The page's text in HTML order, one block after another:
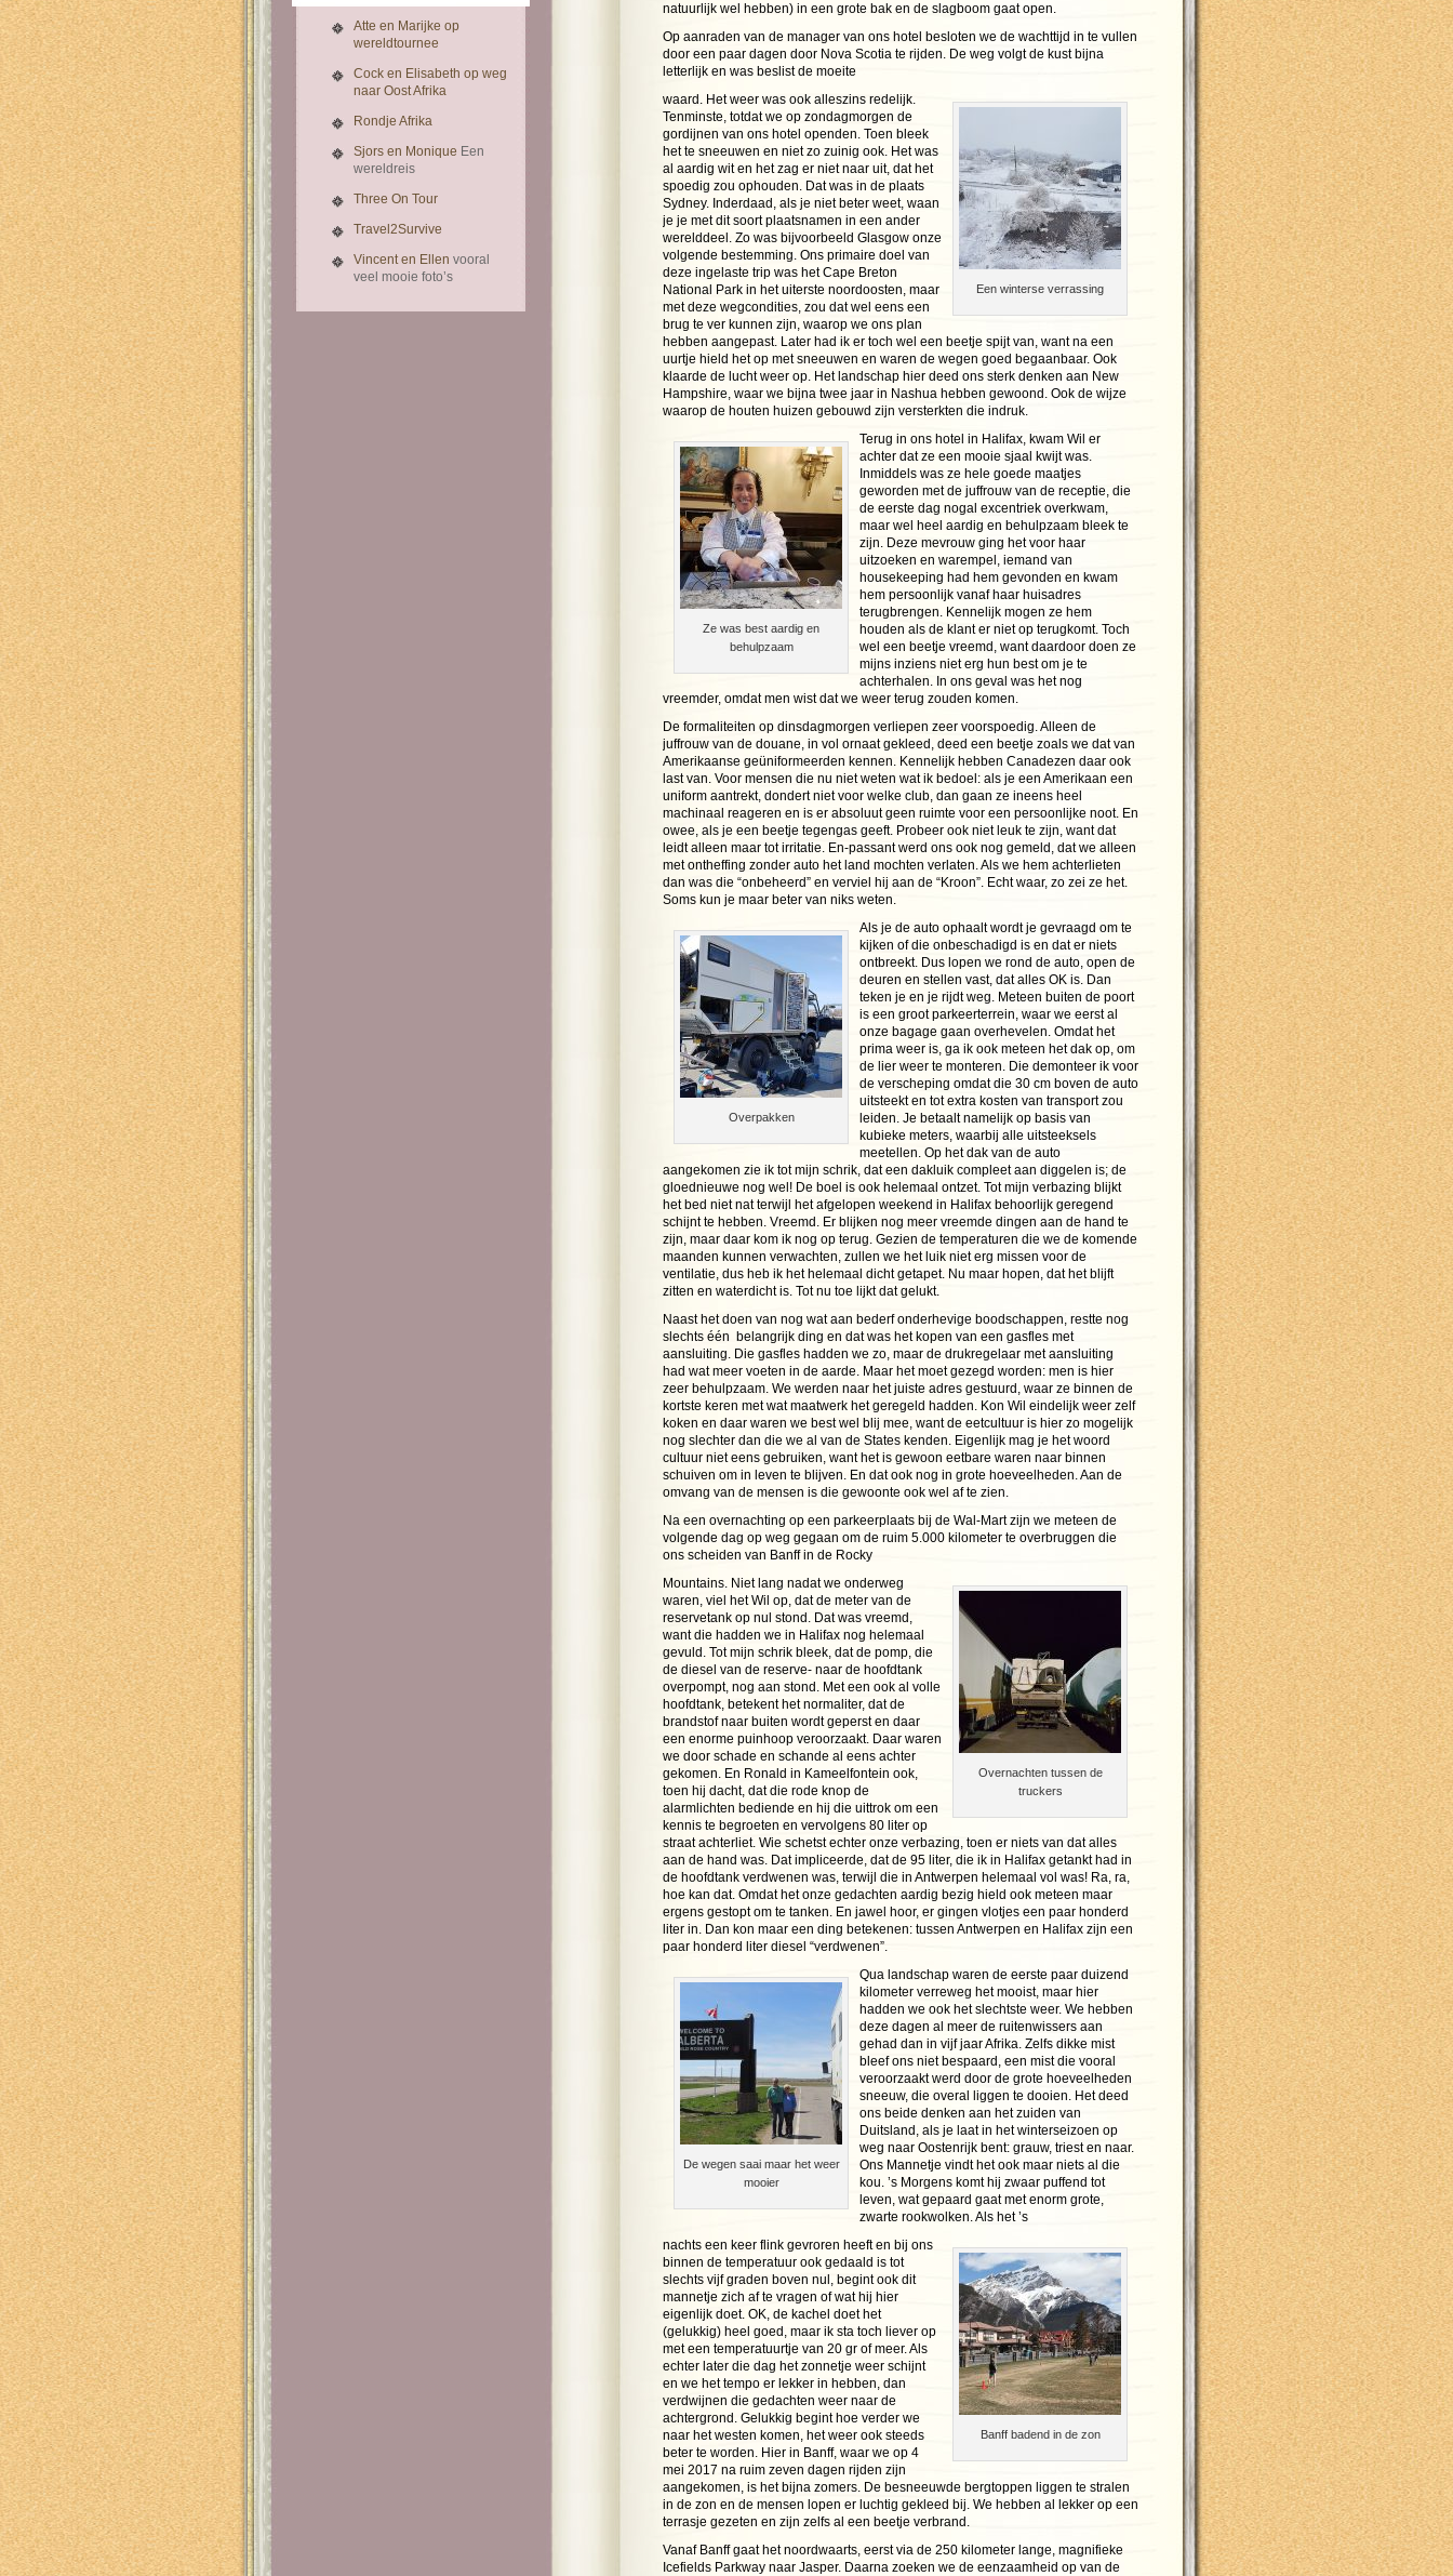
Atte en Marijke op
wereldtournee
Cock en Elisabeth op weg
naar Oost Afrika
Rondje Afrika
Sjors en Monique Een
wereldreis
Three On Tour
Travel2Survive
Vincent en Ellen vooral
veel mooie foto’s
natuurlijk wel hebben) in een grote bak en de slagboom gaat open.
Op aanraden van de manager van ons hotel besloten we de wachttijd in te vullen
door een paar dagen door Nova Scotia te rijden. De weg volgt de kust bijna
letterlijk en was beslist de moeite
Een winterse verrassing
waard. Het weer was ook alleszins redelijk.
Tenminste, totdat we op zondagmorgen de
gordijnen van ons hotel openden. Toen bleek
het te sneeuwen en niet zo zuinig ook. Het was
al aardig wit en het zag er niet naar uit, dat het
spoedig zou ophouden. Dat was in de plaats
Sydney. Inderdaad, als je niet beter weet, waan
je je met dit soort plaatsnamen in een ander
werelddeel. Zo was bijvoorbeeld Glasgow onze
volgende bestemming. Ons primaire doel van
deze ingelaste trip was het Cape Breton
National Park in het uiterste noordoosten, maar
met deze wegcondities, zou dat wel eens een
brug te ver kunnen zijn, waarop we ons plan
hebben aangepast. Later had ik er toch wel een beetje spijt van, want na een
uurtje hield het op met sneeuwen en waren de wegen goed begaanbaar. Ook
klaarde de lucht weer op. Het landschap hier deed ons sterk denken aan New
Hampshire, waar we bijna twee jaar in Nashua hebben gewoond. Ook de wijze
waarop de houten huizen gebouwd zijn versterkten die indruk.
Ze was best aardig en
behulpzaam
Terug in ons hotel in Halifax, kwam Wil er
achter dat ze een mooie sjaal kwijt was.
Inmiddels was ze hele goede maatjes
geworden met de juffrouw van de receptie, die
de eerste dag nogal excentriek overkwam,
maar wel heel aardig en behulpzaam bleek te
zijn. Deze mevrouw ging het voor haar
uitzoeken en warempel, iemand van
housekeeping had hem gevonden en kwam
hem persoonlijk vanaf haar huisadres
terugbrengen. Kennelijk mogen ze hem
houden als de klant er niet op terugkomt. Toch
wel een beetje vreemd, want daardoor doen ze
mijns inziens niet erg hun best om je te
achterhalen. In ons geval was het nog
vreemder, omdat men wist dat we weer terug zouden komen.
De formaliteiten op dinsdagmorgen verliepen zeer voorspoedig. Alleen de
juffrouw van de douane, in vol ornaat gekleed, deed een beetje zoals we dat van
Amerikaanse geüniformeerden kennen. Kennelijk hebben Canadezen daar ook
last van. Voor mensen die nu niet weten wat ik bedoel: als je een Amerikaan een
uniform aantrekt, dondert niet voor welke club, dan gaan ze ineens heel
machinaal reageren en is er absoluut geen ruimte voor een persoonlijke noot. En
owee, als je een beetje tegengas geeft. Probeer ook niet leuk te zijn, want dat
leidt alleen maar tot irritatie. En-passant werd ons ook nog gemeld, dat we alleen
met ontheffing zonder auto het land mochten verlaten. Als we hem achterlieten
dan was die “onbeheerd” en verviel hij aan de “Kroon”. Echt waar, zo zei ze het.
Soms kun je maar beter van niks weten.
Overpakken
Als je de auto ophaalt wordt je gevraagd om te
kijken of die onbeschadigd is en dat er niets
ontbreekt. Dus lopen we rond de auto, open de
deuren en stellen vast, dat alles OK is. Dan
teken je en je rijdt weg. Meteen buiten de poort
is een groot parkeerterrein, waar we eerst al
onze bagage gaan overhevelen. Omdat het
prima weer is, ga ik ook meteen het dak op, om
de lier weer te monteren. Die demonteer ik voor
de verscheping omdat die 30 cm boven de auto
uitsteekt en tot extra kosten van transport zou
leiden. Je betaalt namelijk op basis van
kubieke meters, waarbij alle uitsteeksels
meetellen. Op het dak van de auto
aangekomen zie ik tot mijn schrik, dat een dakluik compleet aan diggelen is; de
gloednieuwe nog wel! De boel is ook helemaal ontzet. Tot mijn verbazing blijkt
het bed niet nat terwijl het afgelopen weekend in Halifax behoorlijk geregend
schijnt te hebben. Vreemd. Er blijken nog meer vreemde dingen aan de hand te
zijn, maar daar kom ik nog op terug. Gezien de temperaturen die we de komende
maanden kunnen verwachten, zullen we het luik niet erg missen voor de
ventilatie, dus heb ik het helemaal dicht getapet. Nu maar hopen, dat het blijft
zitten en waterdicht is. Tot nu toe lijkt dat gelukt.
Naast het doen van nog wat aan bederf onderhevige boodschappen, restte nog
slechts één belangrijk ding en dat was het kopen van een gasfles met
aansluiting. Die gasfles hadden we zo, maar de drukregelaar met aansluiting
had wat meer voeten in de aarde. Maar het moet gezegd worden: men is hier
zeer behulpzaam. We werden naar het juiste adres gestuurd, waar ze binnen de
kortste keren met wat maatwerk het geregeld hadden. Kon Wil eindelijk weer zelf
koken en daar waren we best wel blij mee, want de eetcultuur is hier zo mogelijk
nog slechter dan die we al van de States kenden. Eigenlijk mag je het woord
cultuur niet eens gebruiken, want het is gewoon eetbare waren naar binnen
schuiven om in leven te blijven. En dat ook nog in grote hoeveelheden. Aan de
omvang van de mensen is die gewoonte ook wel af te zien.
Na een overnachting op een parkeerplaats bij de Wal-Mart zijn we meteen de
volgende dag op weg gegaan om de ruim 5.000 kilometer te overbruggen die
ons scheiden van Banff in de Rocky
Overnachten tussen de
truckers
Mountains. Niet lang nadat we onderweg
waren, viel het Wil op, dat de meter van de
reservetank op nul stond. Dat was vreemd,
want die hadden we in Halifax nog helemaal
gevuld. Tot mijn schrik bleek, dat de pomp, die
de diesel van de reserve- naar de hoofdtank
overpompt, nog aan stond. Met een ook al volle
hoofdtank, betekent het normaliter, dat de
brandstof naar buiten wordt geperst en daar
een enorme puinhoop veroorzaakt. Daar waren
we door schade en schande al eens achter
gekomen. En Ronald in Kameelfontein ook,
toen hij dacht, dat die rode knop de
alarmlichten bediende en hij die uittrok om een
kennis te begroeten en vervolgens 80 liter op
straat achterliet. Wie schetst echter onze verbazing, toen er niets van dat alles
aan de hand was. Dat impliceerde, dat de 95 liter, die ik in Halifax getankt had in
de hoofdtank verdwenen was, terwijl die in Antwerpen helemaal vol was! Ra, ra,
hoe kan dat. Omdat het onze gedachten aardig bezig hield ook meteen maar
ergens gestopt om te tanken. En jawel hoor, er gingen vlotjes een paar honderd
liter in. Dan kon maar een ding betekenen: tussen Antwerpen en Halifax zijn een
paar honderd liter diesel “verdwenen”.
De wegen saai maar het weer
mooier
Qua landschap waren de eerste paar duizend
kilometer verreweg het mooist, maar hier
hadden we ook het slechtste weer. We hebben
deze dagen al meer de ruitenwissers aan
gehad dan in vijf jaar Afrika. Zelfs dikke mist
bleef ons niet bespaard, een mist die vooral
veroorzaakt werd door de grote hoeveelheden
sneeuw, die overal liggen te dooien. Het deed
ons beide denken aan het zuiden van
Duitsland, als je laat in het winterseizoen op
weg naar Oostenrijk bent: grauw, triest en naar.
Ons Mannetje vindt het ook maar niets al die
kou. ’s Morgens komt hij zwaar puffend tot
leven, wat gepaard gaat met enorm grote,
zwarte rookwolken. Als het ’s
Banff badend in de zon
nachts een keer flink gevroren heeft en bij ons
binnen de temperatuur ook gedaald is tot
slechts vijf graden boven nul, begint ook dit
mannetje zich af te vragen of wat hij hier
eigenlijk doet. OK, de kachel doet het
(gelukkig) heel goed, maar ik sta toch liever op
met een temperatuurtje van 20 gr of meer. Als
echter later die dag het zonnetje weer schijnt
en we het tempo er lekker in hebben, dan
verdwijnen die gedachten weer naar de
achtergrond. Gelukkig begint hoe verder we
naar het westen komen, het weer ook steeds
beter te worden. Hier in Banff, waar we op 4
mei 2017 na ruim zeven dagen rijden zijn
aangekomen, is het bijna zomers. De besneeuwde bergtoppen liggen te stralen
in de zon en de mensen lopen er luchtig gekleed bij. We hebben al lekker op een
terrasje gezeten en zijn zelfs al een beetje verbrand.
Vanaf Banff gaat het noordwaarts, eerst via de 250 kilometer lange, magnifieke
Icefields Parkway naar Jasper. Daarna zoeken we de eenzaamheid op van de